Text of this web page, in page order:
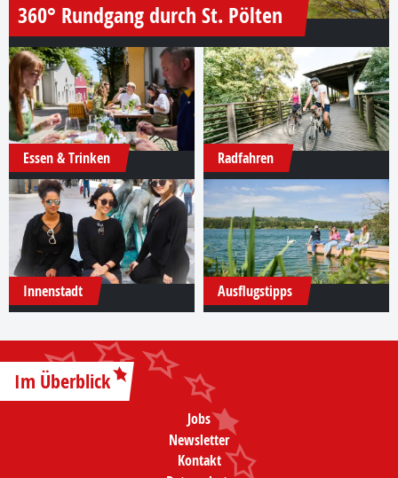
360° Rundgang durch St. Pölten
Essen & Trinken Radfahren
Innenstadt Ausflugstipps
Im Überblick
Jobs
Newsletter
Kontakt